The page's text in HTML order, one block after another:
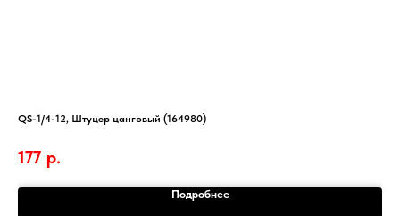
QS-1/4-12, Штуцер цанговый (164980)
177 р.
Подробнее